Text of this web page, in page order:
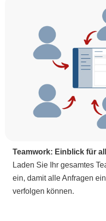
Teamwork: Einblick für
Laden Sie Ihr gesamtes
ein, damit alle Anfragen
verfolgen können.